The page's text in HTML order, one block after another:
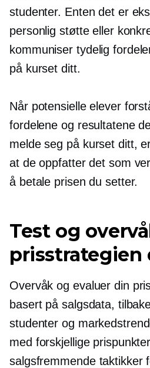
studenter. Enten det er
personlig støtte eller
kommuniser tydelig
på kurset ditt.
Når potensielle elever
fordelene og resultatene
melde seg på kurset ditt,
at de oppfatter det som
å betale prisen du setter.
Test og
prisstrategien
Overvåk og evaluer din
basert på salgsdata,
studenter og
med forskjellige
salgsfremmende taktikker